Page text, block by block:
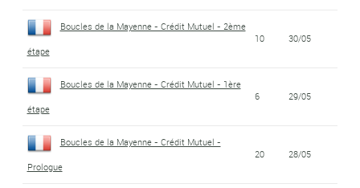
Boucles de la Mayenne - Crédit Mutuel - 2ème
étape
10 30/05
Boucles de la Mayenne - Crédit Mutuel - 1ère
étape
6 29/05
Boucles de la Mayenne - Crédit Mutuel -
Prologue
20 28/05